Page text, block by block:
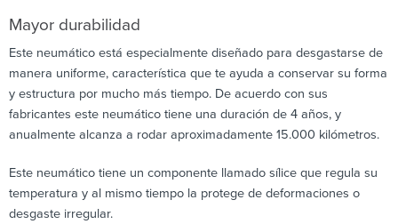
Mayor durabilidad
Este neumático está especialmente diseñado para desgastarse de
manera uniforme, característica que te ayuda a conservar su forma
y estructura por mucho más tiempo. De acuerdo con sus
fabricantes este neumático tiene una duración de 4 años, y
anualmente alcanza a rodar aproximadamente 15.000 kilómetros.
Este neumático tiene un componente llamado sílice que regula su
temperatura y al mismo tiempo la protege de deformaciones o
desgaste irregular.